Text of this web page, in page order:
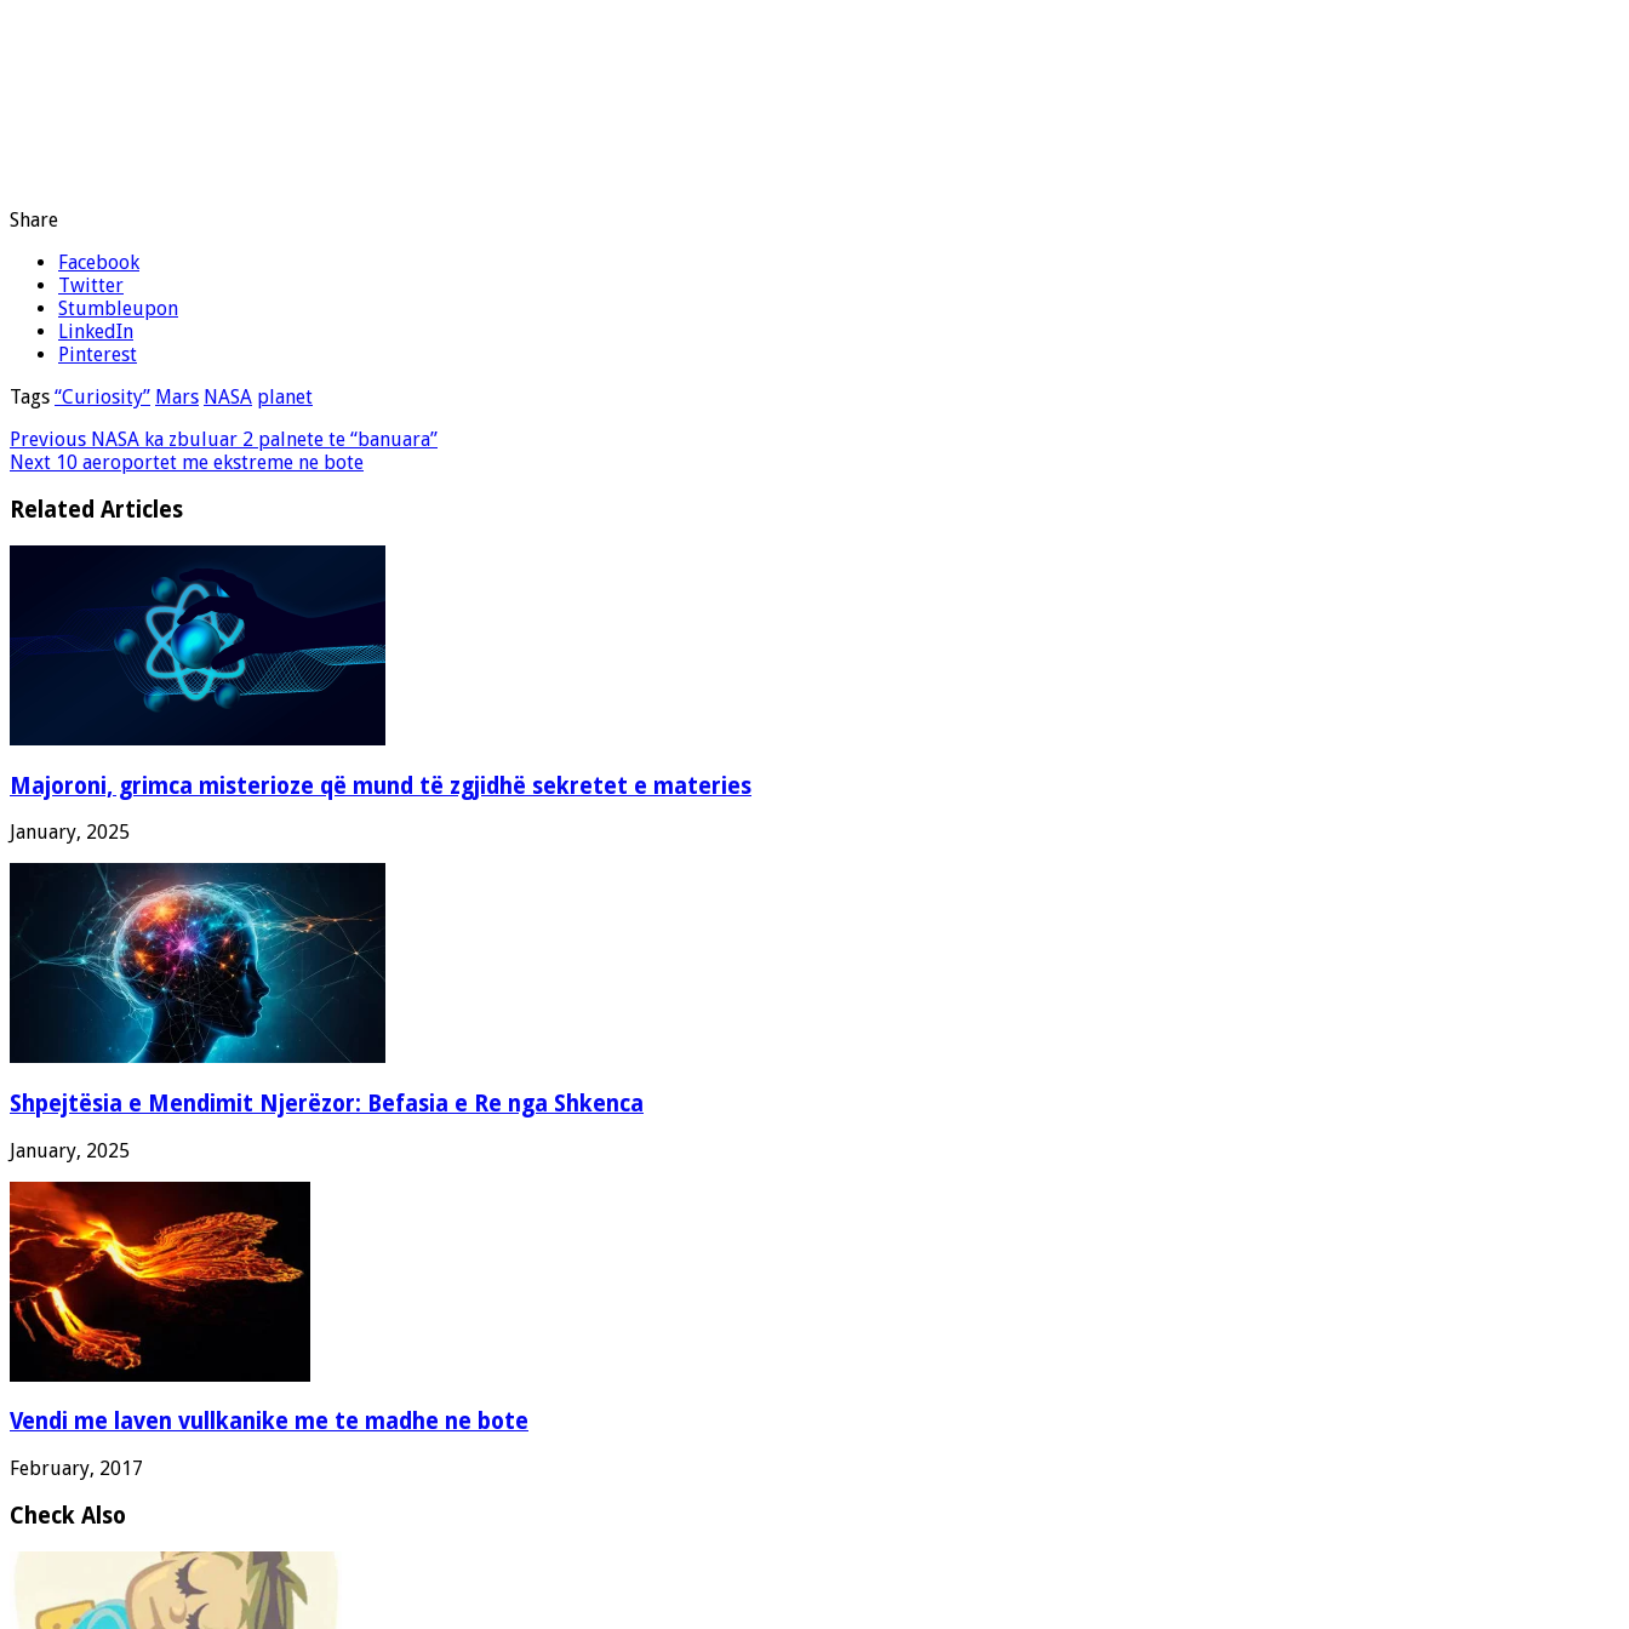
Share
Facebook
Twitter
Stumbleupon
LinkedIn
Pinterest
Tags “Curiosity” Mars NASA planet
Previous NASA ka zbuluar 2 palnete te “banuara”
Next 10 aeroportet me ekstreme ne bote
Related Articles
Majoroni, grimca misterioze që mund të zgjidhë sekretet e materies
January, 2025
Shpejtësia e Mendimit Njerëzor: Befasia e Re nga Shkenca
January, 2025
Vendi me laven vullkanike me te madhe ne bote
February, 2017
Check Also